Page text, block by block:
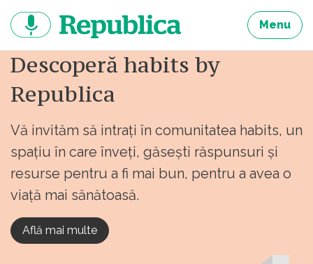
continut
Menu
Descoperă habits by
Republica
Vă invităm să intrați în comunitatea habits, un
spațiu în care înveți, găsești răspunsuri și
resurse pentru a fi mai bun, pentru a avea o
viață mai sănătoasă.
Află mai multe